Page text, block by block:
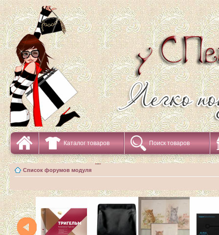
Каталог товаров Поиск товаров
Список форумов модуля